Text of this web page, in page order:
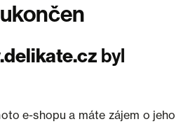
byl
e-shopu a máte zájem o jeho